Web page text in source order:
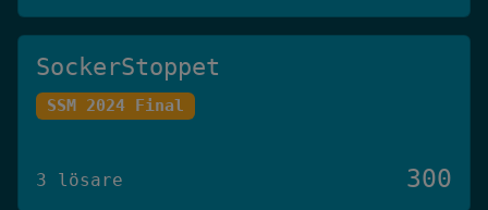
SockerStoppet
SSM 2024 Final
3 lösare 300